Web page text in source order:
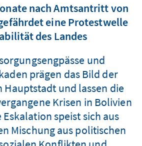
nach Amtsantritt von
eine Protestwelle
des Landes
und
prägen das Bild der
Hauptstadt und lassen die
Krisen in Bolivien
speist sich aus
Mischung aus politischen